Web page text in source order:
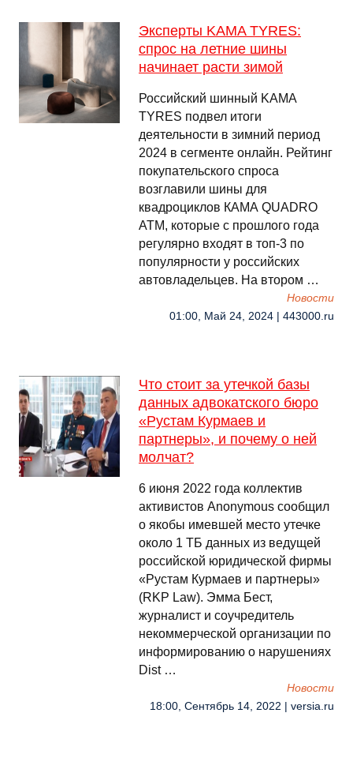
Эксперты KAMA TYRES:
спрос на летние шины
начинает расти зимой
Российский шинный KAMA
TYRES подвел итоги
деятельности в зимний период
2024 в сегменте онлайн. Рейтинг
покупательского спроса
возглавили шины для
квадроциклов КАМА QUADRO
ATM, которые с прошлого года
регулярно входят в топ-3 по
популярности у российских
автовладельцев. На втором …
Новости
01:00, Май 24, 2024 | 443000.ru
Что стоит за утечкой базы
данных адвокатского бюро
«Рустам Курмаев и
партнеры», и почему о ней
молчат?
6 июня 2022 года коллектив
активистов Anonymous сообщил
о якобы имевшей место утечке
около 1 ТБ данных из ведущей
российской юридической фирмы
«Рустам Курмаев и партнеры»
(RKP Law). Эмма Бест,
журналист и соучредитель
некоммерческой организации по
информированию о нарушениях
Dist …
Новости
18:00, Сентябрь 14, 2022 | versia.ru